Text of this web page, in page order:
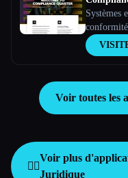
Systèmes
Voir toutes les
👩‍⚖️
Voir plus
Juridique